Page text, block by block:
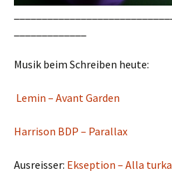
Musik beim Schreiben heute:
Lemin – Avant Garden
Harrison BDP – Parallax
Ausreisser: Ekseption – Alla turka